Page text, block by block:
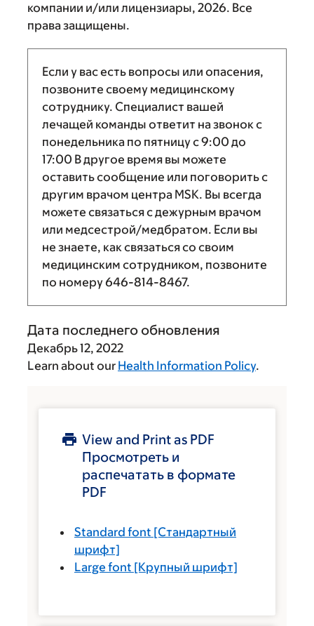
компании и/или лицензиары, 2026. Все
права защищены.
Если у вас есть вопросы или опасения,
позвоните своему медицинскому
сотруднику. Специалист вашей
лечащей команды ответит на звонок с
понедельника по пятницу с9:00 до
17:00 В другое время вы можете
оставить сообщение или поговорить с
другим врачом центра MSK. Вы всегда
можете связаться с дежурным врачом
или медсестрой/медбратом. Если вы
не знаете, как связаться со своим
медицинским сотрудником, позвоните
по номеру646-814-8467.
Дата последнего обновления
Декабрь 12, 2022
Learn about our Health Information Policy.
View and Print as PDF
Просмотреть и
распечатать в формате
PDF
Standard font [Стандартный
шрифт]
Large font [Крупный шрифт]